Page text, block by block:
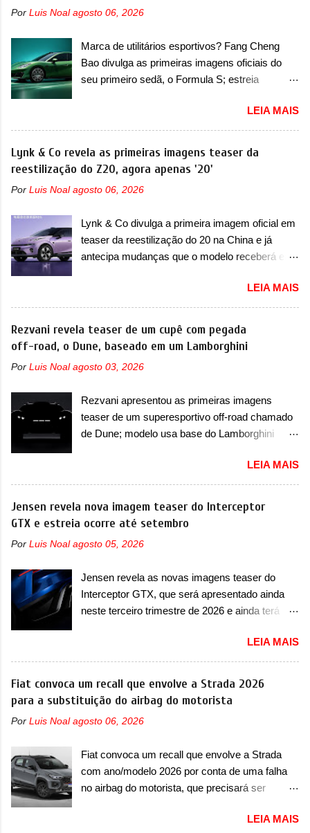
improvável pensar que uma picape chagaria ao
Strada fez. Mais do que isso: ela é a prova viva
que time que está ganhando se mexe sim. Ao
longo da sua história, ela...
O modelo agora passará a ser vendido com
que vão atualizá-los para a identidade visual
mais moderna da marca, mas ainda sem
motivos para que essa mudança já seja tão
nada os primeiros consumidores). Pelas
imagens teaser, se percebe que o sedã contará
com um novo para-choque na dianteira. Ele
passa a trazer um vinco horizontal mais
destacado que atravessa toda a dianteira do
faróis. Ele ainda possui um espaço para a placa
novo abaixo do vinco e uma nova entrada de ar
inferio...
Por Luis Noal agosto 06, 2026
Marca de utilitários esportivos? Fang Cheng
Bao divulga as primeiras imagens oficiais do
seu primeiro sedã, o Formula S; estreia
como uma marca com utilitários esportivos, a
Fang Cheng Bao nasceu como uma empresa
voltada a desenvolver utilitários esportivos com
uma pegada mais off-road. E isso funcionou
muito bem com o lançamento dos modelos Bao
5 e Bao 8, além do Tai 3 e Tai 7. Agora, a marca
de... sedãs. Antecipado por imagens teaser, o
Formula S será o primeiro três volumes da
Fang Cheng Bao, que parece se perder na sua
marca divulgou algumas imagens externas e
informações sobre o sedã, que terá seu
lançamento ainda neste ano de 2026. Em
termos de design, o Formula S segue
basicamente as mesmas linhas do conceito
aconteceu no primeiro semestre. Na dianteira, o
sedã conta com faróis mais quadrados e
compactos, com luzes ...
LEIA MAIS
Lynk & Co revela as primeiras imagens teaser da
reestilização do Z20, agora apenas '20'
Por Luis Noal agosto 06, 2026
Lynk & Co divulga a primeira imagem oficial em
teaser da reestilização do 20 na China e já
antecipa mudanças que o modelo receberá em
apresentar na China as primeiras mudanças
para o Z20, um misto de hatch com SUV que é
vendido no mercado chinês desde o
lançamento, em 2024. Agora, o modelo passará
por sua primeira mudança visual e também
mudará de nome. Vendido na Europa como 02
vendido na China apenas como ‘20’. Junto das
mudanças visuais, a marca confirmou que ele
pode ser um dos primeiros produtos da
Chamado de ’16 em 1’, também chamado de
Thunder, ele apresenta uma melhoria de
eficiência térmica e integra 12 elementos de
hardware. Entre eles, motor elétrico, controlador
de motor, redutor, conversor CC-CC, OBC,
de pré-carga e gateway de domínio de energia.
Há mais quatro recursos de software como
gerenciamento...
LEIA MAIS
Rezvani revela teaser de um cupê com pegada
off-road, o Dune, baseado em um Lamborghini
Por Luis Noal agosto 03, 2026
Rezvani apresentou as primeiras imagens
teaser de um superesportivo off-road chamado
de Dune; modelo usa base do Lamborghini
apresentou as primeiras imagens teaser de um
novo superesportivo que vai oferecer aos seus
consumidores. Trata-se do Dune, um cupê
superesportivo que terá uma proposta off-road
tiveram, como o Porsche 911 Dakar e o...
italiano tem grande parte no desenvolvimento
do Dune. Baseado no Huracán, o Dune nasce
com uma proposta similar ao que a marca
característico da Rezvani. Junto com as
imagens, a marca já confirmou que o Dune será
um carro muito exclusivo. Ao todo, serão
apenas sete unidades produzidas... para todo
equipado com um motor V10 Supercharger
capaz de desenvolver cerca de 800cv que
separou a performance exótica da aventura i...
LEIA MAIS
Jensen revela nova imagem teaser do Interceptor
GTX e estreia ocorre até setembro
Por Luis Noal agosto 05, 2026
Jensen revela as novas imagens teaser do
Interceptor GTX, que será apresentado ainda
neste terceiro trimestre de 2026 e ainda terá
International Automotive (abreviação de JIA)
apresentou uma nova imagem teaser que
mostra como será o Interceptor GTX, o
esportivo que recolocará a marca no mercado.
O granturismo (GT) apareceu em uma nova
imagem de traseira, onde ele aparece o para-
esportivo será apresentado no terceiro trimestre
de 2026, ou seja, acontecerá entre os meses de
julho e setembro (e já estamos em agosto), ou
o dia 30 de setembro. A marca confirmou que
LEIA MAIS
Fiat convoca um recall que envolve a Strada 2026
para a substituição do airbag do motorista
Por Luis Noal agosto 06, 2026
Fiat convoca um recall que envolve a Strada
com ano/modelo 2026 por conta de uma falha
no airbag do motorista, que precisará ser
de outubro de 2025 que envolve os proprietários
LEIA MAIS